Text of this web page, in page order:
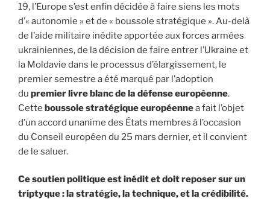
19, l’Europe s’est enfin décidée à faire siens les mots
d’« autonomie » et de « boussole stratégique ». Au-delà
de l’aide militaire inédite apportée aux forces armées
ukrainiennes, de la décision de faire entrer l’Ukraine et
la Moldavie dans le processus d’élargissement, le
premier semestre a été marqué par l’adoption
du premier livre blanc de la défense européenne.
Cette boussole stratégique européennea fait l’objet
d’un accord unanime des États membres à l’occasion
du Conseil européen du 25 mars dernier, et il convient
de le saluer.
Ce soutien politique est inédit et doit reposer sur un
triptyque : la stratégie, la technique, et la crédibilité.